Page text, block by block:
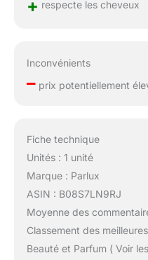
+ respecte les cheveux
Inconvénients
–prix potentiellement
Fiche technique
Unités : 1 unité
Marque : Parlux
ASIN : B08S7LN9RJ
Moyenne des
Classement des
Beauté et Parfum ( Voir